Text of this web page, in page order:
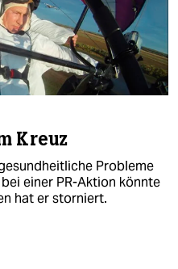
Kreuz
Probleme
einer PR-Aktion könnte
hat er storniert.